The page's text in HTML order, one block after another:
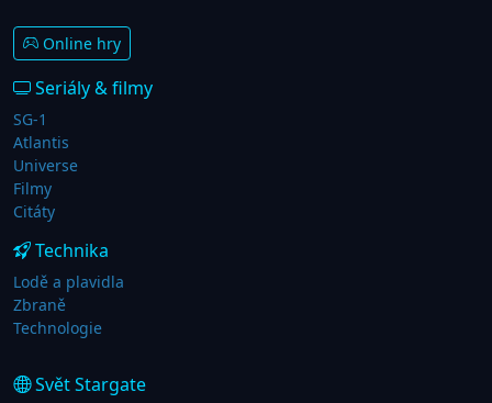
Online hry
Seriály & filmy
SG-1
Atlantis
Universe
Filmy
Citáty
Technika
Lodě a plavidla
Zbraně
Technologie
Svět Stargate